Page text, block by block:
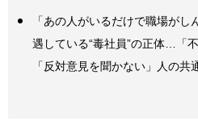
「あの人がいるだけで職場がし
遇している“毒社員”の正体…「不
「反対意見を聞かない」人の共